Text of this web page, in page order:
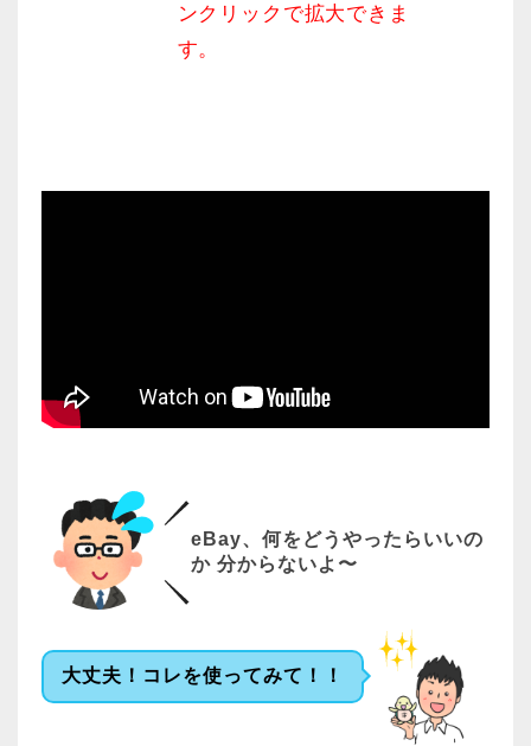
ンクリックで拡大できま
す。
eBay、何をどうやったらいいの
か 分からないよ〜
大丈夫！コレを使ってみて！！